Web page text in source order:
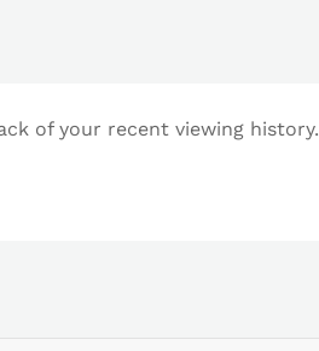
of your recent viewing history.